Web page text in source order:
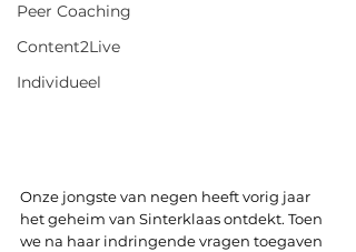
Peer Coaching
Content2Live
Individueel
Onze jongste van negen heeft vorig jaar
het geheim van Sinterklaas ontdekt. Toen
we na haar indringende vragen toegaven